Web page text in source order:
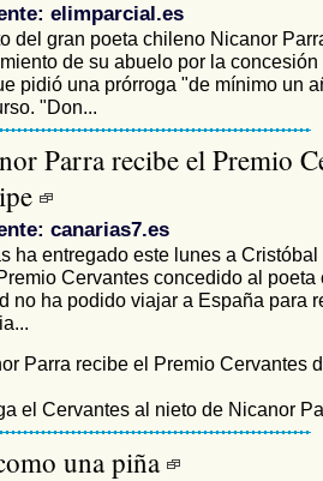
elimparcial.es
del gran poeta chileno Nicanor
de su abuelo por la
pidió una prórroga "de mínimo un
"Don...
Parra recibe el Premio
canarias7.es
ha entregado este lunes a
Cervantes concedido al poeta
no ha podido viajar a España para
Parra recibe el Premio Cervantes
el Cervantes al nieto de Nicanor
una piña